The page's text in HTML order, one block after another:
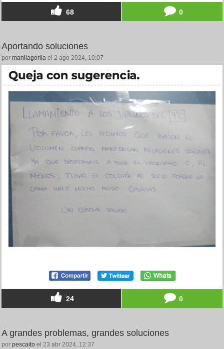
68 0
Aportando soluciones
por manilagorila el 2 ago 2024, 10:07
24 0
A grandes problemas, grandes soluciones
por pescaito el 23 abr 2024, 12:37